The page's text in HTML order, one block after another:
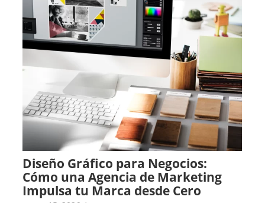
Diseño Gráfico para Negocios:
Cómo una Agencia de Marketing
Impulsa tu Marca desde Cero